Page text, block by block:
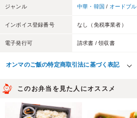
ジャンル 中華・韓国 / オードブル
インボイス登録番号 なし（免税事業者）
電子発行可 請求書 / 領収書
オンマのご飯の特定商取引法に基づく表記
このお弁当を見た人にオススメ